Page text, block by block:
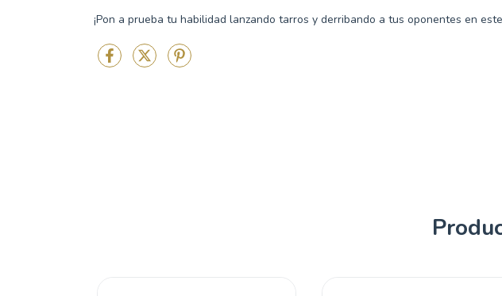
¡Pon a prueba tu habilidad lanzando tarros y derribando a tus oponentes en